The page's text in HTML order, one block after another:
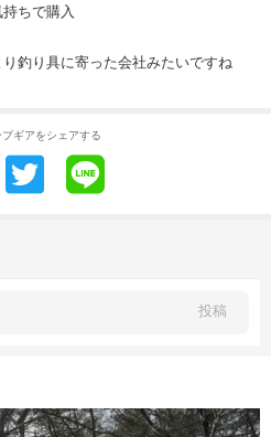
ちで購入
釣り具に寄った会社みたいですね
プギアをシェアする
投稿